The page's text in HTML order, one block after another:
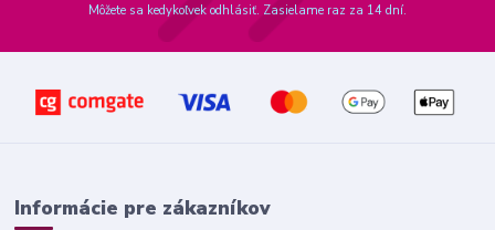
Môžete sa kedykoľvek odhlásiť. Zasielame raz za 14 dní.
Informácie pre zákazníkov